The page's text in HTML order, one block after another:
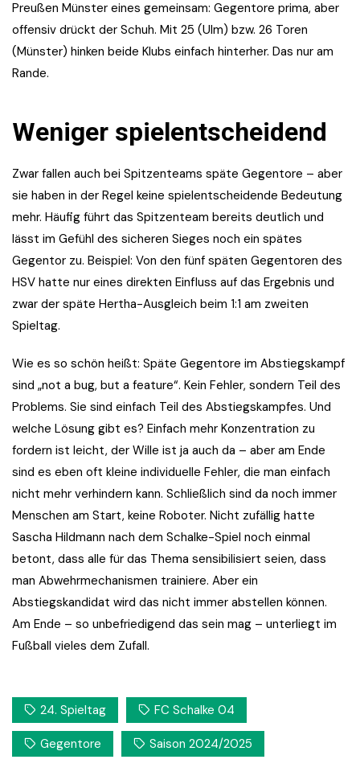
Preußen Münster eines gemeinsam: Gegentore prima, aber
offensiv drückt der Schuh. Mit 25 (Ulm) bzw. 26 Toren
(Münster) hinken beide Klubs einfach hinterher. Das nur am
Rande.
Weniger spielentscheidend
Zwar fallen auch bei Spitzenteams späte Gegentore – aber
sie haben in der Regel keine spielentscheidende Bedeutung
mehr. Häufig führt das Spitzenteam bereits deutlich und
lässt im Gefühl des sicheren Sieges noch ein spätes
Gegentor zu. Beispiel: Von den fünf späten Gegentoren des
HSV hatte nur eines direkten Einfluss auf das Ergebnis und
zwar der späte Hertha-Ausgleich beim 1:1 am zweiten
Spieltag.
Wie es so schön heißt: Späte Gegentore im Abstiegskampf
sind „not a bug, but a feature“. Kein Fehler, sondern Teil des
Problems. Sie sind einfach Teil des Abstiegskampfes. Und
welche Lösung gibt es? Einfach mehr Konzentration zu
fordern ist leicht, der Wille ist ja auch da – aber am Ende
sind es eben oft kleine individuelle Fehler, die man einfach
nicht mehr verhindern kann. Schließlich sind da noch immer
Menschen am Start, keine Roboter. Nicht zufällig hatte
Sascha Hildmann nach dem Schalke-Spiel noch einmal
betont, dass alle für das Thema sensibilisiert seien, dass
man Abwehrmechanismen trainiere. Aber ein
Abstiegskandidat wird das nicht immer abstellen können.
Am Ende – so unbefriedigend das sein mag – unterliegt im
Fußball vieles dem Zufall.
24. Spieltag FC Schalke 04
Gegentore Saison 2024/2025